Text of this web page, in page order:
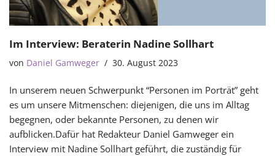
Im Interview: Beraterin Nadine Sollhart
von Daniel Gamweger 30. August 2023
In unserem neuen Schwerpunkt “Personen im Porträt” geht
es um unsere Mitmenschen: diejenigen, die uns im Alltag
begegnen, oder bekannte Personen, zu denen wir
aufblicken.Dafür hat Redakteur Daniel Gamweger ein
Interview mit Nadine Sollhart geführt, die zuständig für